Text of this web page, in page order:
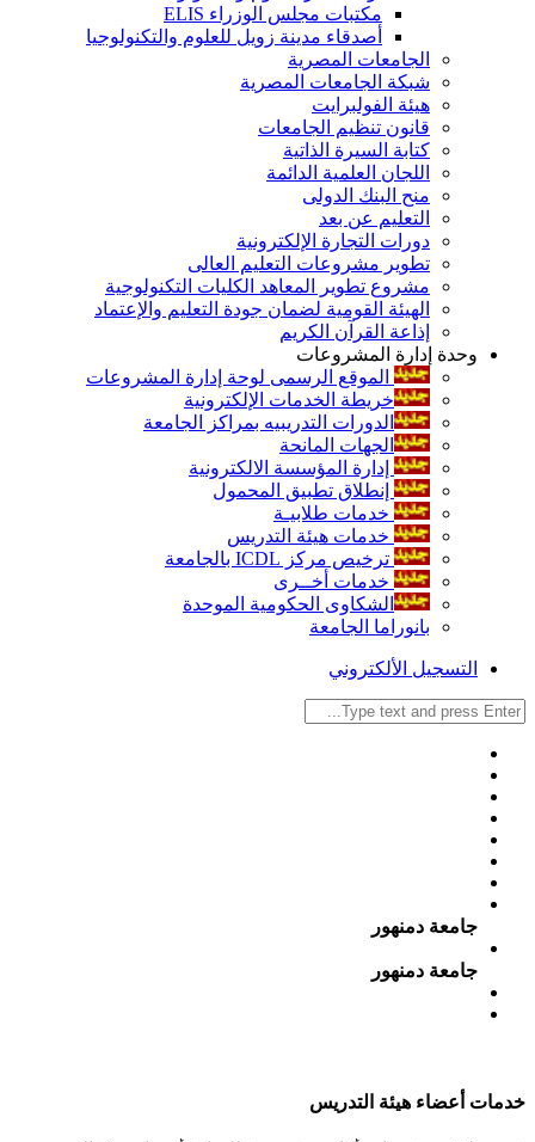
مكتبات مجلس الوزراء ELIS
أصدقاء مدينة زويل للعلوم والتكنولوجيا
الجامعات المصرية
شبكة الجامعات المصرية
هيئة الفولبرايت
قانون تنظيم الجامعات
كتابة السيرة الذاتية
اللجان العلمية الدائمة
منح البنك الدولى
التعليم عن بعد
دورات التجارة الإلكترونية
تطوير مشروعات التعليم العالى
مشروع تطوير المعاهد الكليات التكنولوجية
الهيئة القومية لضمان جودة التعليم والإعتماد
إذاعة القرآن الكريم
وحدة إدارة المشروعات
الموقع الرسمى لوحة إدارة المشروعات
خريطة الخدمات الإلكترونية
الدورات التدريبيه بمراكز الجامعة
الجهات المانحة
إدارة المؤسسة الالكترونية
إنطلاق تطبيق المحمول
خدمات طلابيـة
خدمات هيئة التدريس
ترخيص مركز ICDL بالجامعة
خدمات أخــرى
الشكاوى الحكومية الموحدة
بانوراما الجامعة
التسجيل الألكتروني
جامعة دمنهور
جامعة دمنهور
خدمات أعضاء هيئة التدريس